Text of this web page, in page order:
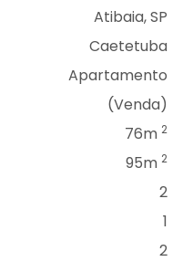
Atibaia, SP
Caetetuba
Apartamento
(Venda)
76m 2
95m 2
2
1
2